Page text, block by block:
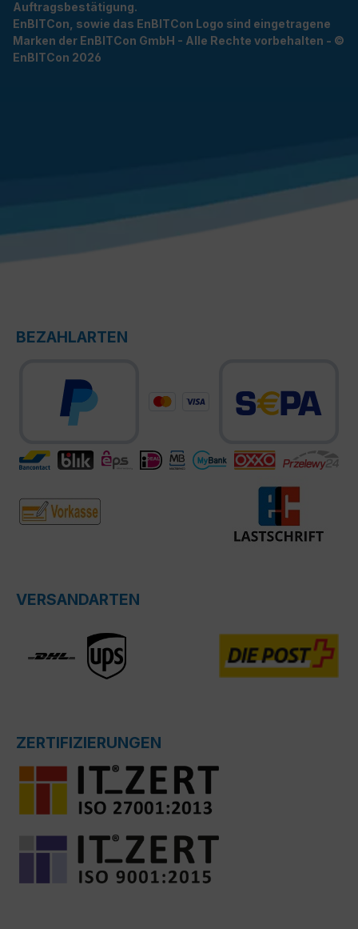
Auftragsbestätigung.
EnBITCon, sowie das EnBITCon Logo sind eingetragene
Marken der EnBITCon GmbH - Alle Rechte vorbehalten - ©
EnBITCon 2026
BEZAHLARTEN
VERSANDARTEN
ZERTIFIZIERUNGEN